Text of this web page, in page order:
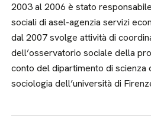
2003 al 2006 è stato
sociali di asel-agenzia servizi
dal 2007 svolge attività di
dell’osservatorio sociale della
conto del dipartimento di scienza
sociologia dell’università di